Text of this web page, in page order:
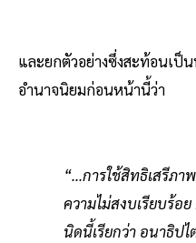
และยกตัวอย่างซึ่งสะท้อนเป็
อำนาจนิยมก่อนหน้านี้ว่า
“...การใช้สิทธิเสรีภ
ความไม่สงบเรียบร้อ
นิดนี้เรียกว่า อนาธิป